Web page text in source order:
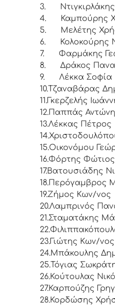
3.
4.
Καμπούρης
5.
Μελέτης
6.
Κολοκούρης
7.
Φαρμάκης
8.
Δράκος
9.
Λέκκα Σοφία
10.Τζαναβάρας
11.Γκερζελής
12.Παππάς
13.Λέκκας Πέτρος
14.
15.Οικονόμου
16.Φόρτης Φώτιος
17.Βατουσιάδης
18.Περόγαμβρος
19.Ζήμος Κων/νος
20.Λαμπρινός
21.Σταματάκης
22.
23.Γιώτης Κων/νος
24.Μπάκουλης
25.Τόγιας
26.Κούτουλας
27.Καρπούζης
28.Κορδώσης